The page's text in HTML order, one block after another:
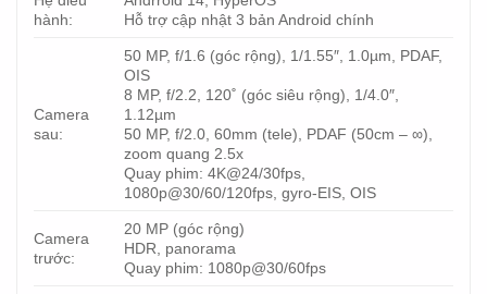
hành:
Hỗ trợ cập nhật 3 bản Android chính
Camera
sau:
50 MP, f/1.6 (góc rộng), 1/1.55″, 1.0µm, PDAF,
OIS
8 MP, f/2.2, 120˚ (góc siêu rộng), 1/4.0″,
1.12µm
50 MP, f/2.0, 60mm (tele), PDAF (50cm – ∞),
zoom quang 2.5x
Quay phim: 4K@24/30fps,
1080p@30/60/120fps, gyro-EIS, OIS
Camera
trước:
20 MP (góc rộng)
HDR, panorama
Quay phim: 1080p@30/60fps